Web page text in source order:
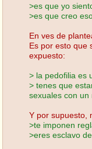
>es que yo
>es que creo
En ves de
Es por esto que
expuesto:
> la pedofilia es
> tenes que
sexuales con un
Y por supuesto,
>te imponen
>eres esclavo